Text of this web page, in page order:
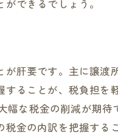
市の不動産売却で税金
具体的な節税方法とそ
長期的な視点で考える
不動産売却時の税金を
できるでしょう。
肝要です。主に譲
ることが、税負担
幅な税金の削減が期
金の内訳を把握す